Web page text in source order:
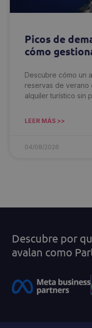
Picos de
cómo
Descubre cómo un
reservas de verano
alquiler turístico sin
LEER MÁS >>
04/08/2026
Descubre por
avalan como